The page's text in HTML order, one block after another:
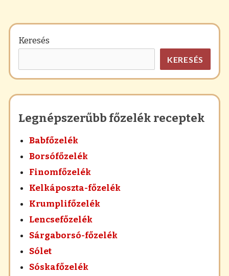
Keresés
KERESÉS
Legnépszerűbb főzelék receptek
Babfőzelék
Borsófőzelék
Finomfőzelék
Kelkáposzta-főzelék
Krumplifőzelék
Lencsefőzelék
Sárgaborsó-főzelék
Sólet
Sóskafőzelék